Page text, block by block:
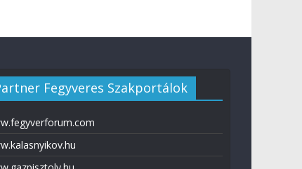
Fegyveres Szakportálok